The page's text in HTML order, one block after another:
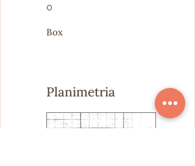
o
Box
Planimetria